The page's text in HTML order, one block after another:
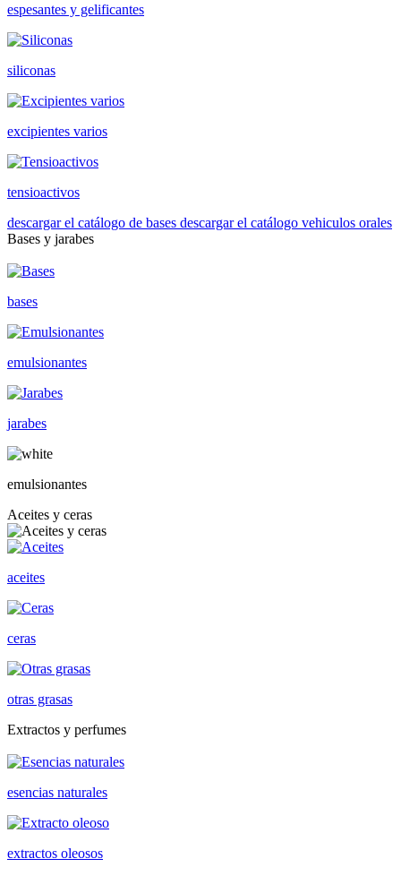
espesantes y gelificantes
siliconas
excipientes varios
tensioactivos
descargar el catálogo de bases descargar el catálogo vehiculos orales
Bases y jarabes
bases
emulsionantes
jarabes
emulsionantes
Aceites y ceras
aceites
ceras
otras grasas
Extractos y perfumes
esencias naturales
extractos oleosos